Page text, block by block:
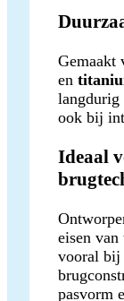
Gemaakt
en
langdurig
ook bij
Ideaal
eisen van
vooral bij
pasvorm